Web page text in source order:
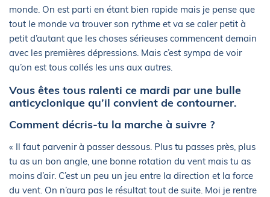
monde. On est parti en étant bien rapide mais je pense que
tout le monde va trouver son rythme et va se caler petit à
petit d’autant que les choses sérieuses commencent demain
avec les premières dépressions. Mais c’est sympa de voir
qu’on est tous collés les uns aux autres.
Vous êtes tous ralenti ce mardi par une bulle
anticyclonique qu’il convient de contourner.
Comment décris-tu la marche à suivre ?
« Il faut parvenir à passer dessous. Plus tu passes près, plus
tu as un bon angle, une bonne rotation du vent mais tu as
moins d’air. C’est un peu un jeu entre la direction et la force
du vent. On n’aura pas le résultat tout de suite. Moi je rentre